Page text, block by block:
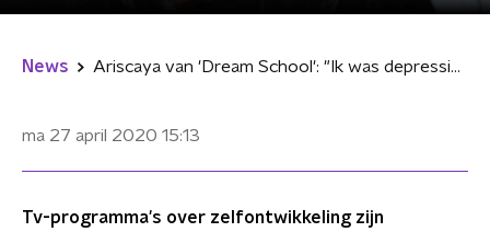
News Ariscaya van 'Dream School': "Ik was depressief, maar geloof nu weer in mezelf"
ma 27 april 2020 15:13
Tv-programma's over zelfontwikkeling zijn